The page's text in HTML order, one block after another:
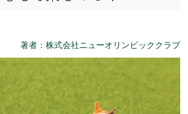
著者：株式会社ニューオリンピッククラブ